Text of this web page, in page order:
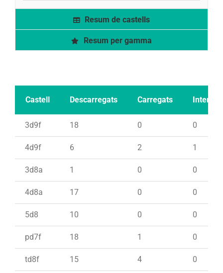
Resum de castells
Resum per gamma
Castell Descarregats Carregats Intents
3d9f 18 0 0
4d9f 6 2 1
3d8a 1 0 0
4d8a 17 0 0
5d8 10 0 0
pd7f 18 1 0
td8f 15 4 0